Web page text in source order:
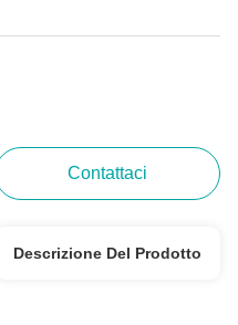
Contattaci
Descrizione Del Prodotto